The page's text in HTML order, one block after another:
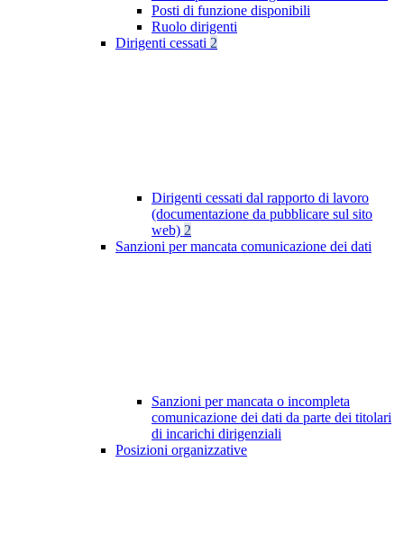
Posti di funzione disponibili
Ruolo dirigenti
Dirigenti cessati 2
Dirigenti cessati dal rapporto di lavoro
(documentazione da pubblicare sul sito
web) 2
Sanzioni per mancata comunicazione dei dati
Sanzioni per mancata o incompleta
comunicazione dei dati da parte dei titolari
di incarichi dirigenziali
Posizioni organizzative